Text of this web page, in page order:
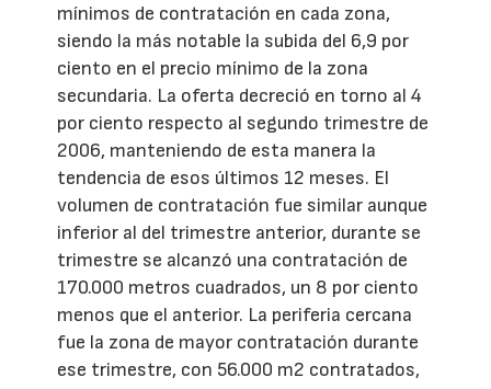
mínimos de contratación en cada zona,
siendo la más notable la subida del 6,9 por
ciento en el precio mínimo de la zona
secundaria. La oferta decreció en torno al 4
por ciento respecto al segundo trimestre de
2006, manteniendo de esta manera la
tendencia de esos últimos 12 meses. El
volumen de contratación fue similar aunque
inferior al del trimestre anterior, durante se
trimestre se alcanzó una contratación de
170.000 metros cuadrados, un 8 por ciento
menos que el anterior. La periferia cercana
fue la zona de mayor contratación durante
ese trimestre, con 56.000 m2 contratados,